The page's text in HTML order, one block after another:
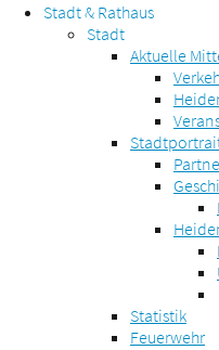
Stadt & Rathaus
Stadt
Aktuelle
Statistik
Feuerwehr